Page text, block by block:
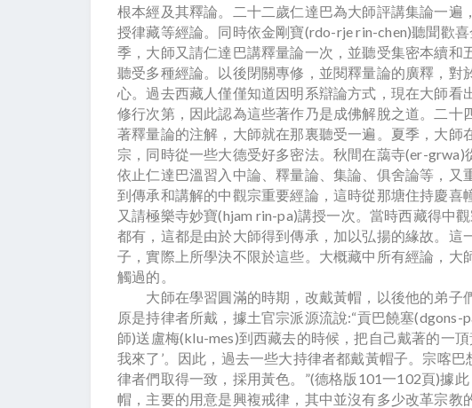
根本經及其釋論。二十二歲仁達巴為大師評講集論一遍
授律藏等經論。同時依金剛寶(rdo-rje rin-chen)聽聞歡
季，大師又請仁達巴講釋量論一次，並聽受集密本續和
聽受多種經論。以後閉關專修，並閱釋量論的廣釋，對
心。過去西藏人僅僅知道因明系辯論方式，現在大師看
修行次第，因此認為這些著作乃是成佛解脫之道。二十
著釋量論的注解，大師就在那裏聽受一遍。夏季，大師
宗，同時從一些大德受好多密法。秋間在藹寺(er-grwa)
依止仁達巴溫習入中論、釋量論、集論、俱舍論等，又
到傳承和講解的中觀宗重要經論，這時從那塘住持慶喜
又請極樂寺妙寶(hjam rin-pa)講授一次。當時西藏得中
都有，這都是由於大師得到傳承，加以弘揚的緣故。這
子，實際上所學決不限於這些。大概藏中所有經論，大
觸過的。
大師在學習圓滿的時期，改戴黃帽，以後他的弟子
原是持律者所戴，據土官宗派源流說:“貢巴饒塞
師)送盧梅(klu-mes)到西藏去的時候，把自己戴著的一
我來了’。因此，過去一些大持律者都戴黃帽子。宗喀
律者們取得一致，採用黃色。”(德格版101一102頁)據
帽，主要的用意是興複戒律，其中並沒有多少改革宗教